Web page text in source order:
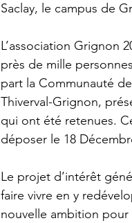
Saclay, le campus de
L’association Grignon
près de mille
part la Communauté
Thiverval-Grignon,
qui ont été retenues.
déposer le 18
Le projet d’intérêt
faire vivre en y
nouvelle ambition